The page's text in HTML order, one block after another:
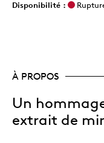
Disponibilité :
À PROPOS
Un
extrait de